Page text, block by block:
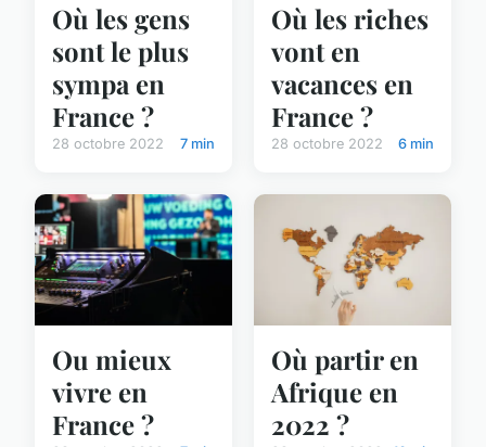
Où les gens
sont le plus
sympa en
France ?
28 octobre 2022 7 min
Où les riches
vont en
vacances en
France ?
28 octobre 2022 6 min
Ou mieux
vivre en
France ?
Où partir en
Afrique en
2022 ?